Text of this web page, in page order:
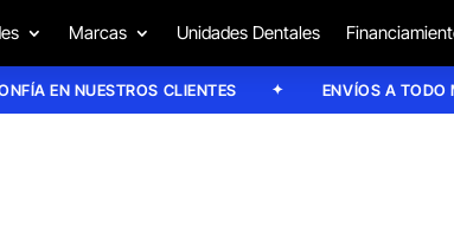
Marcas Unidades Dentales
EN NUESTROS CLIENTES ENVÍOS A TODO